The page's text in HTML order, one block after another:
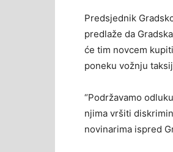
Predsjednik
predlaže da
će tim novcem
poneku vožnju
“Podržavamo
njima vršiti
novinarima ispred